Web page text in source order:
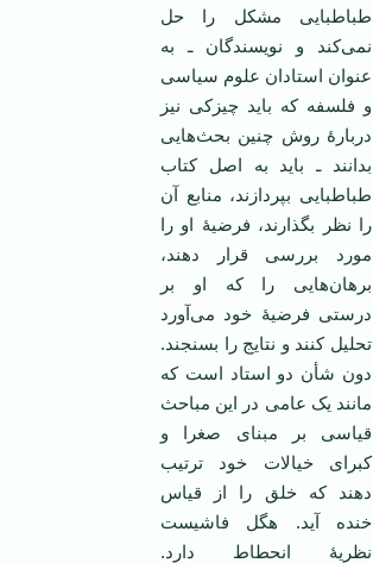
طباطبایی مشکل را حل
نمی‌کند و نویسندگان ـ به
عنوان استادان علوم سیاسی
و فلسفه که باید چیزکی نیز
دربارۀ روش چنین بحث‌هایی
بدانند ـ باید به اصل کتاب
طباطبایی بپردازند، منابع آن
را نظر بگذارند، فرضیۀ او را
مورد بررسی قرار دهند،
برهان‌هایی را که او بر
درستی فرضیۀ خود می‌آورد
تحلیل کنند و نتایج را بسنجند.
دون شأن دو استاد است که
مانند یک عامی در این مباحث
قیاسی بر مبنای صغرا و
کبرای خیالات خود ترتیب
دهند که خلق را از قیاس
خنده آید. هگل فاشیست
نظریۀ انحطاط دارد.